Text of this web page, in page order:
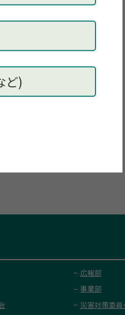
ど)
広報部
事業部
災害対策委員